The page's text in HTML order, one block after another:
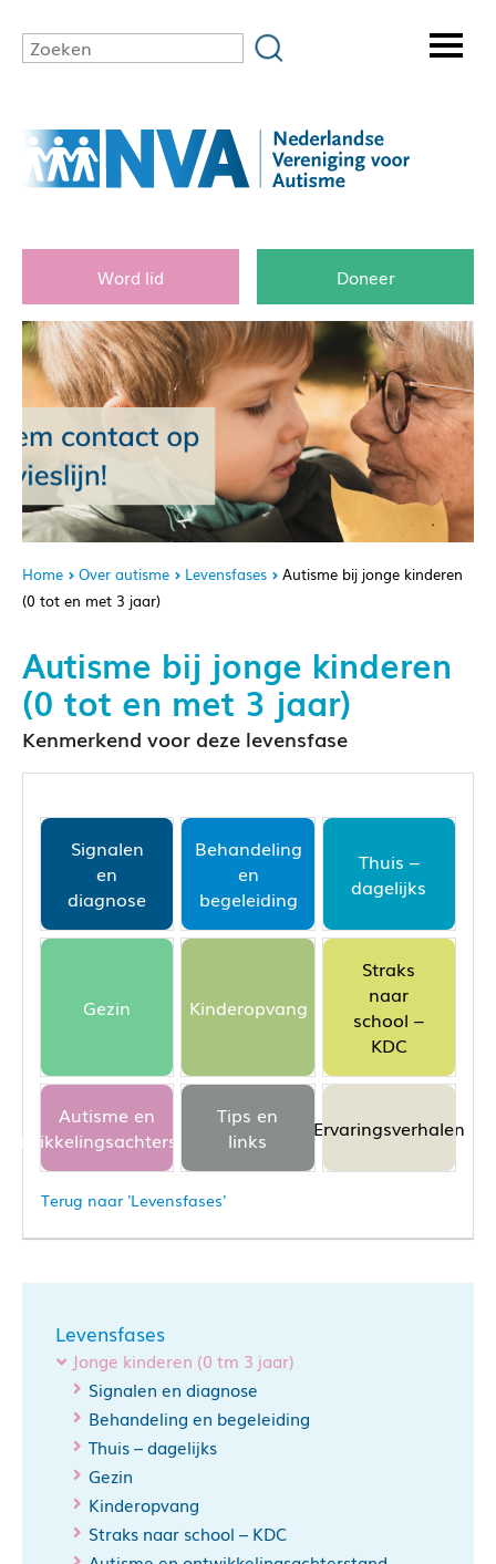
Word lid Doneer
Home Over autisme Levensfases
Autisme bij jonge kinderen
(0 tot en met 3 jaar)
Autisme bij jonge kinderen
(0 tot en met 3 jaar)
Kenmerkend voor deze levensfase
Signalen
en
diagnose
Behandeling
en
begeleiding
Thuis –
dagelijks
Gezin Kinderopvang
Straks
naar
school –
KDC
Autisme en
Tips en
links
Ervaringsverhalen
Terug naar 'Levensfases'
Levensfases
Jonge kinderen (0 tm 3 jaar)
Signalen en diagnose
Behandeling en begeleiding
Thuis – dagelijks
Gezin
Kinderopvang
Straks naar school – KDC